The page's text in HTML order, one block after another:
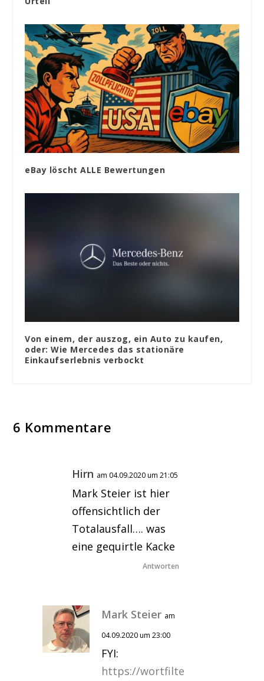
eBay löscht ALLE Bewertungen
Von einem, der auszog, ein Auto zu kaufen,
oder: Wie Mercedes das stationäre
Einkaufserlebnis verbockt
6 Kommentare
Hirn am 04.09.2020 um 21:05
Mark Steier ist hier
offensichtlich der
Totalausfall…. was
eine gequirtle Kacke
Antworten
Mark Steier am
04.09.2020 um 23:00
FYI:
https://wortfilte